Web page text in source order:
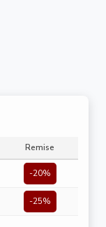
Remise
-20%
-25%